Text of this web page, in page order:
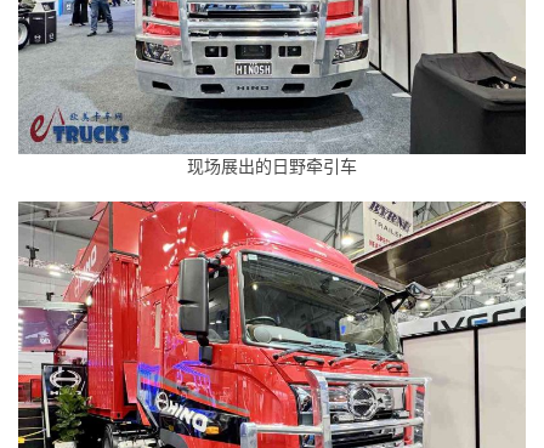
现场展出的日野牵引车